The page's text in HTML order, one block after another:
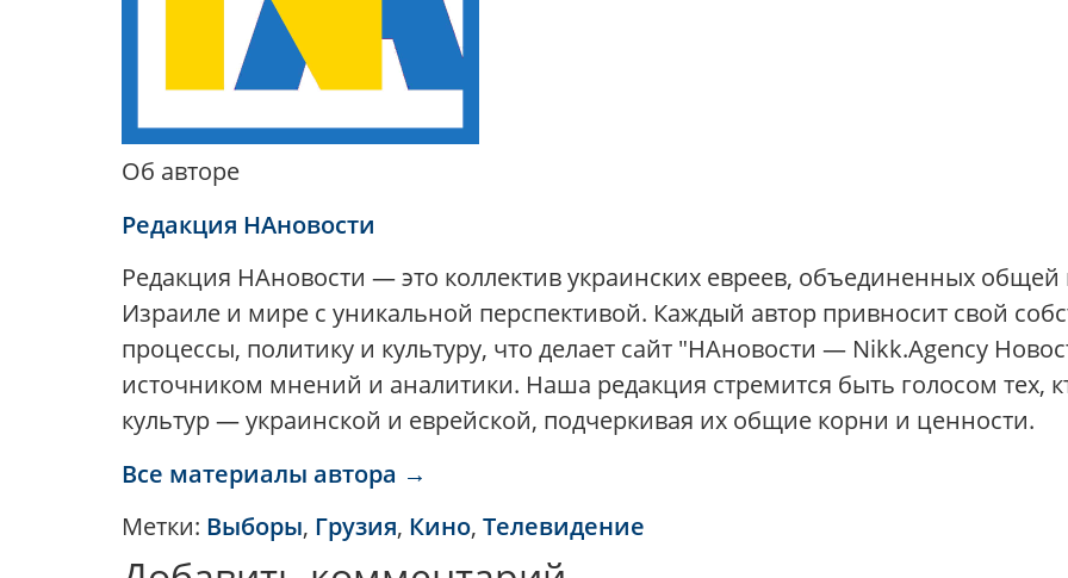
Об авторе
Редакция НАновости
Редакция НАновости — это коллектив украинских евреев, объединенных
Израиле и мире с уникальной перспективой. Каждый автор привносит свой
процессы, политику и культуру, что делает сайт "НАновости — Nikk.Agency
источником мнений и аналитики. Наша редакция стремится быть голосом тех,
культур — украинской и еврейской, подчеркивая их общие корни и ценности.
Все материалы автора →
Метки: Выборы, Грузия, Кино, Телевидение